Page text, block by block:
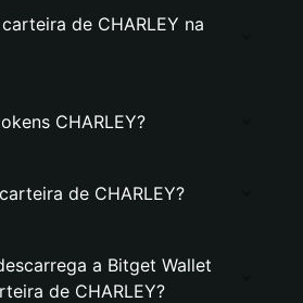
de CHARLEY na
CHARLEY?
de CHARLEY?
a Bitget Wallet
de CHARLEY?